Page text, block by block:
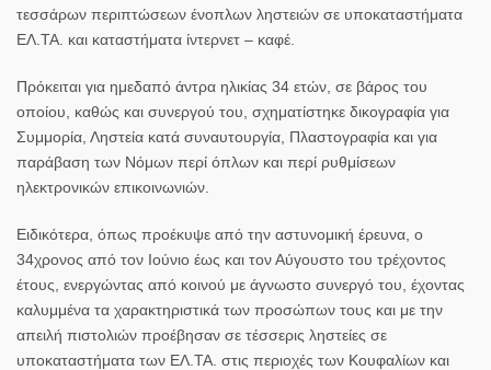
τεσσάρων περιπτώσεων ένοπλων ληστειών σε υποκαταστήματα
ΕΛ.ΤΑ. και καταστήματα ίντερνετ – καφέ.
Πρόκειται για ημεδαπό άντρα ηλικίας 34 ετών, σε βάρος του
οποίου, καθώς και συνεργού του, σχηματίστηκε δικογραφία για
Συμμορία, Ληστεία κατά συναυτουργία, Πλαστογραφία και για
παράβαση των Νόμων περί όπλων και περί ρυθμίσεων
ηλεκτρονικών επικοινωνιών.
Ειδικότερα, όπως προέκυψε από την αστυνομική έρευνα, ο
34χρονος από τον Ιούνιο έως και τον Αύγουστο του τρέχοντος
έτους, ενεργώντας από κοινού με άγνωστο συνεργό του, έχοντας
καλυμμένα τα χαρακτηριστικά των προσώπων τους και με την
απειλή πιστολιών προέβησαν σε τέσσερις ληστείες σε
υποκαταστήματα των ΕΛ.ΤΑ. στις περιοχές των Κουφαλίων και